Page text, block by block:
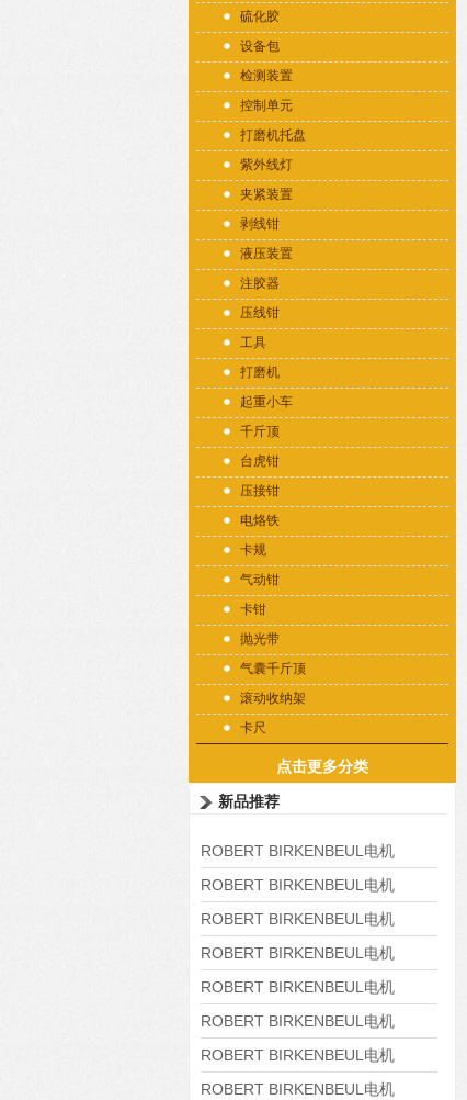
硫化胶
设备包
检测装置
控制单元
打磨机托盘
紫外线灯
夹紧装置
剥线钳
液压装置
注胶器
压线钳
工具
打磨机
起重小车
千斤顶
台虎钳
压接钳
电烙铁
卡规
气动钳
卡钳
抛光带
气囊千斤顶
滚动收纳架
卡尺
点击更多分类
新品推荐
ROBERT BIRKENBEUL电机
8APE225M-4-IE3
ROBERT BIRKENBEUL电机
8APE180L-4 IE3
ROBERT BIRKENBEUL电机
8APE160M-6 IE3
ROBERT BIRKENBEUL电机
8APE160L-4-IE3
ROBERT BIRKENBEUL电机
8APE112M-6K-IE3
ROBERT BIRKENBEUL电机
8APE100L-2 IE3
ROBERT BIRKENBEUL电机
8APE90S-4 IE3
ROBERT BIRKENBEUL电机